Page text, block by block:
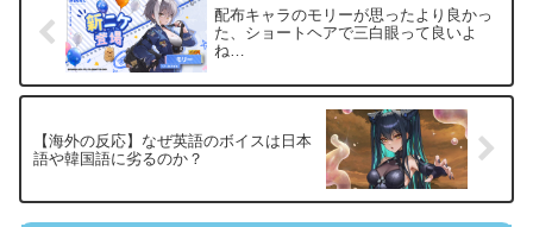
配布キャラのモリーが思ったより良かっ
た、ショートヘアで三白眼って良いよ
ね…
【海外の反応】なぜ英語のボイスは日本
語や韓国語に劣るのか？